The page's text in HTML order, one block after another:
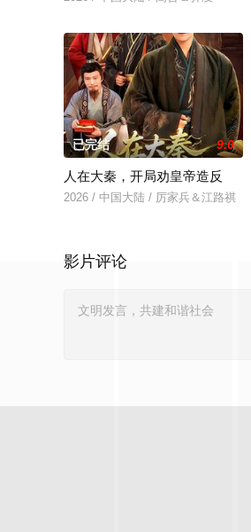
已完结 9.0
人在大秦，开局劝皇帝造反
2026 / 中国大陆 / 厉家兵＆江路祺
影片评论